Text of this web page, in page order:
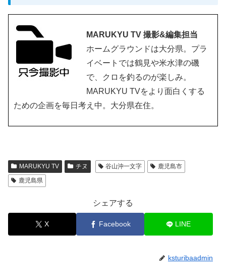
MARUKYU TV 撮影&編集担当
ホームグラウンドは大分県。プラ
イベートでは鶴見や米水津の磯
で、クロを釣るのが楽しみ。
MARUKYU TVをより面白くする
ための企画を毎日考え中。大分県在住。
MARUKYU TV チヌ 谷山沖一文字
鹿児島市
鹿児島県
シェアする
X Facebook LINE
ksturibaadmin